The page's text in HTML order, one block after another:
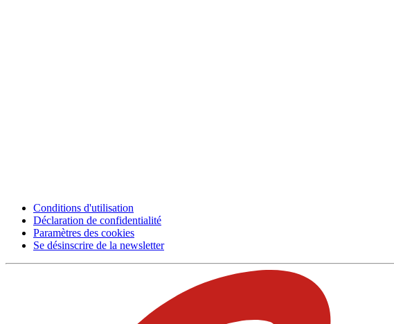
Conditions d'utilisation
Déclaration de confidentialité
Paramètres des cookies
Se désinscrire de la newsletter